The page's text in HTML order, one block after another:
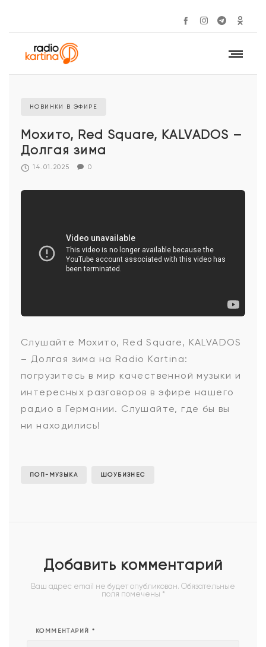
НОВИНКИ В ЭФИРЕ
Мохито, Red Square, KALVADOS –
Долгая зима
14.01.2025 0
Мохито,
Red
Square,
зима
Слушайте Мохито, Red Square, KALVADOS
– Долгая зима на Radio Kartina:
погрузитесь в мир качественной музыки и
интересных разговоров в эфире нашего
радио в Германии. Слушайте, где бы вы
ни находились!
ПОП-МУЗЫКА ШОУБИЗНЕС
Добавить комментарий
Ваш адрес email не будет опубликован. Обязательные
поля помечены *
КОММЕНТАРИЙ *